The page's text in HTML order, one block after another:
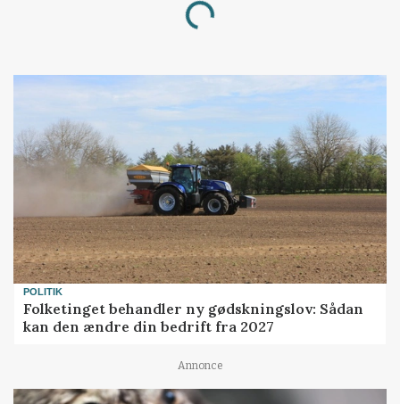
Loading...
POLITIK
Folketinget behandler ny gødskningslov: Sådan
kan den ændre din bedrift fra 2027
Annonce